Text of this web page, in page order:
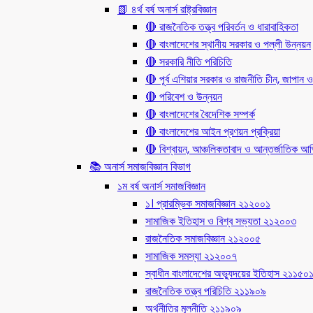
📗 ৪র্থ বর্ষ অনার্স রাষ্ট্রবিজ্ঞান
🔴 রাজনৈতিক তত্ত্ব পরিবর্তন ও ধারাবাহিকতা
🔴 বাংলাদেশের স্থানীয় সরকার ও পল্লী উন্নয়ন
🔴 সরকারি নীতি পরিচিতি
🔴 পূর্ব এশিয়ার সরকার ও রাজনীতি চীন, জাপান
🔴 পরিবেশ ও উন্নয়ন
🔴 বাংলাদেশের বৈদেশিক সম্পর্ক
🔴 বাংলাদেশের আইন প্রণয়ন প্রক্রিয়া
🔴 বিশ্বায়ন, আঞ্চলিকতাবাদ ও আন্তর্জাতিক
📚 অনার্স সমাজবিজ্ঞান বিভাগ
১ম বর্ষ অনার্স সমাজবিজ্ঞান
১। প্রারম্ভিক সমাজবিজ্ঞান ২১২০০১
সামাজিক ইতিহাস ও বিশ্ব সভ্যতা ২১২০০৩
রাজনৈতিক সমাজবিজ্ঞান ২১২০০৫
সামাজিক সমস্যা ২১২০০৭
স্বাধীন বাংলাদেশের অভ্যুদয়ের ইতিহাস ২১১৫০১
রাজনৈতিক তত্ত্ব পরিচিতি ২১১৯০৯
অর্থনীতির মূলনীতি ২১১৯০৯